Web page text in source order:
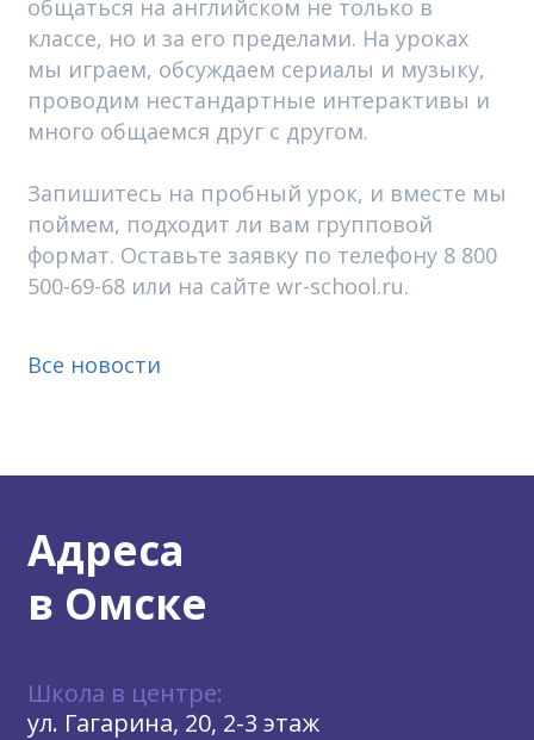
общаться на английском не только в
классе, но и за его пределами. На уроках
мы играем, обсуждаем сериалы и музыку,
проводим нестандартные интерактивы и
много общаемся друг с другом.
Запишитесь на пробный урок, и вместе мы
поймем, подходит ли вам групповой
формат. Оставьте заявку по телефону 8 800
500-69-68 или на сайте wr-school.ru.
Все новости
Адреса
в Омске
Школа в центре:
ул. Гагарина, 20, 2-3 этаж